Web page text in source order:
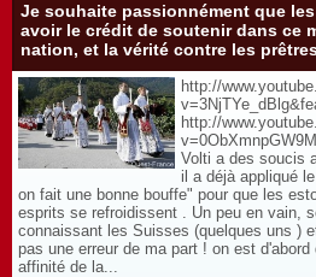
Je souhaite passionnément que
avoir le crédit de soutenir dans ce
nation, et la vérité contre les
http://
http://
Volti a des soucis
il a déjà appliqué
on fait une bonne bouffe" pour que les
esprits se refroidissent . Un peu en vain,
connaissant les Suisses (quelques uns )
pas une erreur de ma part ! on est
affinité de la...